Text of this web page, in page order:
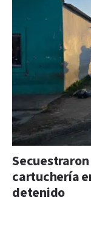
cartuchería
detenido